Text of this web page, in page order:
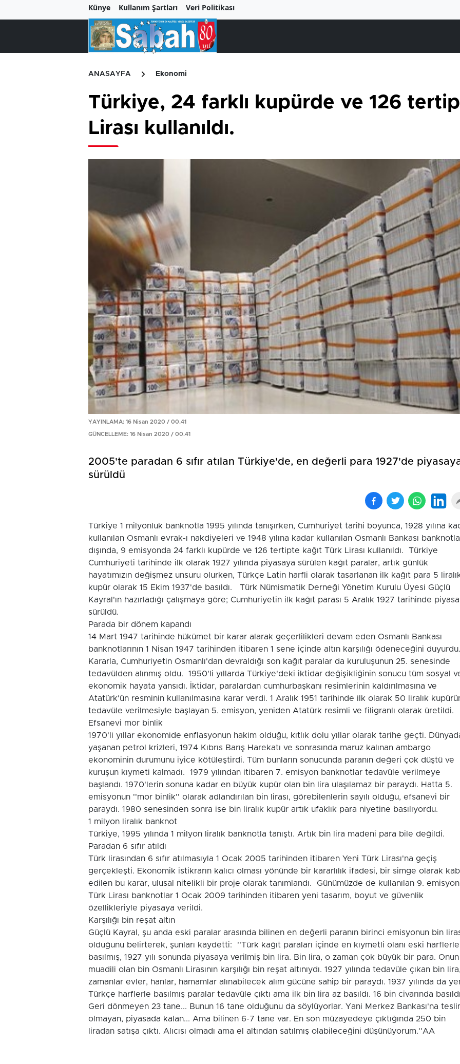
Künye Kullanım Şartları Veri Politikası
ANASAYFA Ekonomi
Türkiye, 24 farklı kupürde ve 126
Lirası kullanıldı.
YAYINLAMA: 16 Nisan 2020 / 00.41
GÜNCELLEME: 16 Nisan 2020 / 00.41
2005'te paradan 6 sıfır atılan Türkiye'de, en değerli para 1927'de
sürüldü
Türkiye 1 milyonluk banknotla 1995 yılında tanışırken, Cumhuriyet tarihi boyunca, 1928 yılına
kullanılan Osmanlı evrak-ı nakdiyeleri ve 1948 yılına kadar kullanılan Osmanlı Bankası
dışında, 9 emisyonda 24 farklı kupürde ve 126 tertipte kağıt Türk Lirası kullanıldı. Türkiye
Cumhuriyeti tarihinde ilk olarak 1927 yılında piyasaya sürülen kağıt paralar, artık günlük
hayatımızın değişmez unsuru olurken, Türkçe Latin harfli olarak tasarlanan ilk kağıt para 5
kupür olarak 15 Ekim 1937'de basıldı. Türk Nümismatik Derneği Yönetim Kurulu Üyesi Güçlü
Kayral'ın hazırladığı çalışmaya göre; Cumhuriyetin ilk kağıt parası 5 Aralık 1927 tarihinde
sürüldü.
Parada bir dönem kapandı
14 Mart 1947 tarihinde hükümet bir karar alarak geçerlilikleri devam eden Osmanlı Bankası
banknotlarının 1 Nisan 1947 tarihinden itibaren 1 sene içinde altın karşılığı ödeneceğini duyurdu.
Kararla, Cumhuriyetin Osmanlı'dan devraldığı son kağıt paralar da kuruluşunun 25. senesinde
tedavülden alınmış oldu. 1950'li yıllarda Türkiye'deki iktidar değişikliğinin sonucu tüm sosyal
ekonomik hayata yansıdı. İktidar, paralardan cumhurbaşkanı resimlerinin kaldırılmasına ve
Atatürk'ün resminin kullanılmasına karar verdi. 1 Aralık 1951 tarihinde ilk olarak 50 liralık
tedavüle verilmesiyle başlayan 5. emisyon, yeniden Atatürk resimli ve filigranlı olarak üretildi.
Efsanevi mor binlik
1970'li yıllar ekonomide enflasyonun hakim olduğu, kıtlık dolu yıllar olarak tarihe geçti.
yaşanan petrol krizleri, 1974 Kıbrıs Barış Harekatı ve sonrasında maruz kalınan ambargo
ekonominin durumunu iyice kötüleştirdi. Tüm bunların sonucunda paranın değeri çok düştü ve
kuruşun kıymeti kalmadı. 1979 yılından itibaren 7. emisyon banknotlar tedavüle verilmeye
başlandı. 1970'lerin sonuna kadar en büyük kupür olan bin lira ulaşılamaz bir paraydı. Hatta 5.
emisyonun ''mor binlik'' olarak adlandırılan bin lirası, görebilenlerin sayılı olduğu, efsanevi bir
paraydı. 1980 senesinden sonra ise bin liralık kupür artık ufaklık para niyetine basılıyordu.
1 milyon liralık banknot
Türkiye, 1995 yılında 1 milyon liralık banknotla tanıştı. Artık bin lira madeni para bile değildi.
Paradan 6 sıfır atıldı
Türk lirasından 6 sıfır atılmasıyla 1 Ocak 2005 tarihinden itibaren Yeni Türk Lirası'na geçiş
gerçekleşti. Ekonomik istikrarın kalıcı olması yönünde bir kararlılık ifadesi, bir simge olarak
edilen bu karar, ulusal nitelikli bir proje olarak tanımlandı. Günümüzde de kullanılan 9. emisyon
Türk Lirası banknotlar 1 Ocak 2009 tarihinden itibaren yeni tasarım, boyut ve güvenlik
özellikleriyle piyasaya verildi.
Karşılığı bin reşat altın
Güçlü Kayral, şu anda eski paralar arasında bilinen en değerli paranın birinci emisyonun bin
olduğunu belirterek, şunları kaydetti: ''Türk kağıt paraları içinde en kıymetli olanı eski harflerle
basılmış, 1927 yılı sonunda piyasaya verilmiş bin lira. Bin lira, o zaman çok büyük bir para. Onun
muadili olan bin Osmanlı Lirasının karşılığı bin reşat altınıydı. 1927 yılında tedavüle çıkan bin
zamanlar evler, hanlar, hamamlar alınabilecek alım gücüne sahip bir paraydı. 1937 yılında da
Türkçe harflerle basılmış paralar tedavüle çıktı ama ilk bin lira az basıldı. 16 bin civarında
Geri dönmeyen 23 tane... Bunun 16 tane olduğunu da söylüyorlar. Yani Merkez Bankası'na
olmayan, piyasada kalan... Ama bilinen 6-7 tane var. En son müzayedeye çıktığında 250 bin
liradan satışa çıktı. Alıcısı olmadı ama el altından satılmış olabileceğini düşünüyorum.''AA
Birçok uyku hastalığının
tan...
En ucuz sigara 120
pa...